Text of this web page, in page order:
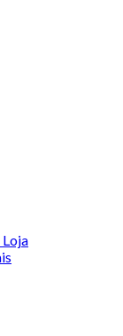
Loja